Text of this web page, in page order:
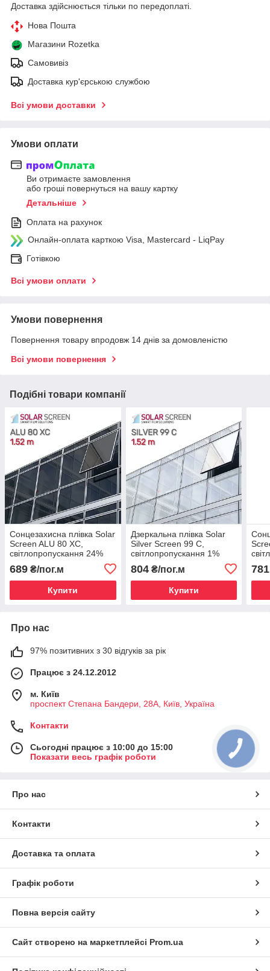
Доставка здійснюється тільки по передоплаті.
Нова Пошта
Магазини Rozetka
Самовивіз
Доставка кур'єрською службою
Всі умови доставки
Умови оплати
Ви отримаєте замовлення
або гроші повернуться на вашу картку
Детальніше
Оплата на рахунок
Онлайн-оплата карткою Visa, Mastercard - LiqPay
Готівкою
Всі умови оплати
Умови повернення
Повернення товару впродовж 14 днів за домовленістю
Всі умови повернення
Подібні товари компанії
Сонцезахисна плівка Solar
Screen ALU 80 XC,
світлопропускання 24%
689 ₴/пог.м
Купити
Дзеркальна плівка Solar
Silver Screen 99 С,
світлопропускання 1%
804₴/пог.м
Купити
781
Про нас
97% позитивних з 30 відгуків за рік
Працює з 24.12.2012
м. Київ
проспект Степана Бандери, 28А, Київ, Україна
Контакти
Сьогодні працює з 10:00 до 15:00
Показати весь графік роботи
Про нас
Контакти
Доставка та оплата
Графік роботи
Повна версія сайту
Сайт створено на маркетплейсі Prom.ua